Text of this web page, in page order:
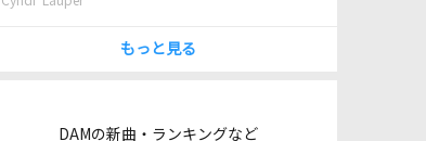
もっと見る
DAMの新曲・ランキングなど